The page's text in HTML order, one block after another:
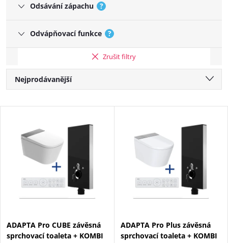
Odsávání zápachu ?
Odvápňovací funkce ?
Zrušit filtry
Řazení produktů
Nejprodávanější
Abecedně
Výpis produktů
ADAPTA Pro CUBE závěsná
sprchovací toaleta + KOMBI
ADAPTA Pro Plus závěsná
sprchovací toaleta + KOMBI